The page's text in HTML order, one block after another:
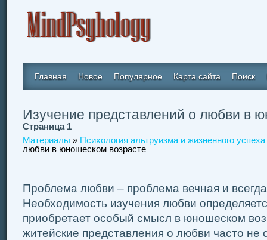
Главная Новое Популярное Карта сайта Поиск
Изучение представлений о любви в
Страница 1
Материалы » Психология альтруизма и жизненного успеха
любви в юношеском возрасте
Проблема любви – проблема вечная и
Необходимость изучения любви
приобретает особый смысл в юношеском
житейские представления о любви часто не